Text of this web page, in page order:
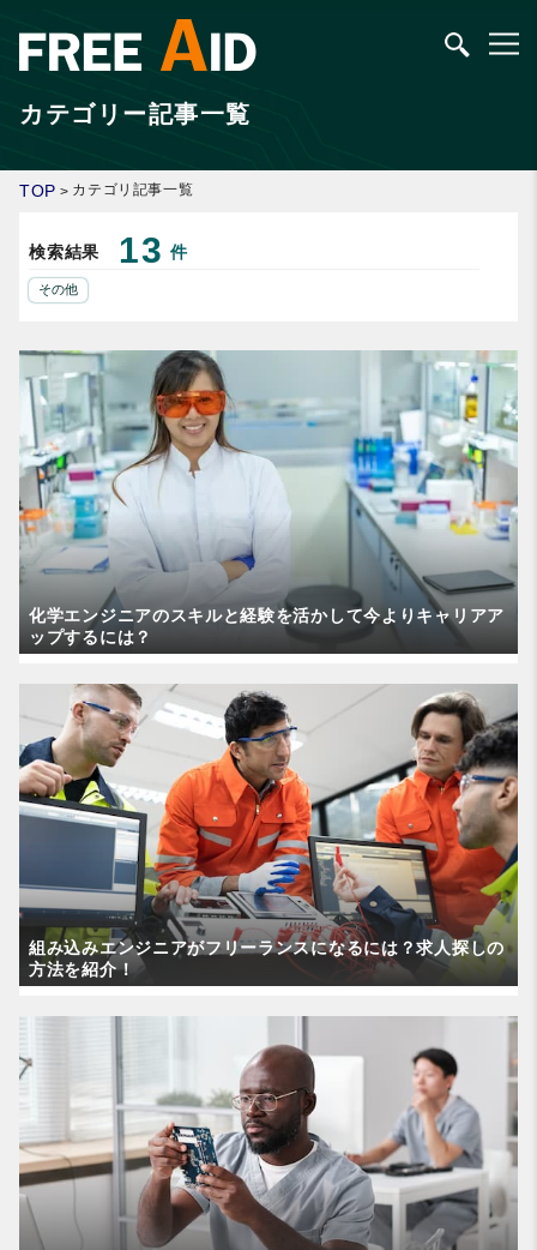
カテゴリー記事一覧
TOP > カテゴリ記事一覧
検索結果 13 件
その他
化学エンジニアのスキルと経験を活かして今よりキャリアア
ップするには？
組み込みエンジニアがフリーランスになるには？求人探しの
方法を紹介！